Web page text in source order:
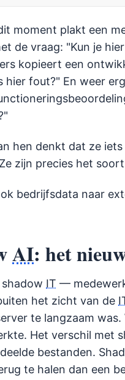
moment plakt een
de vraag: "Kun je
kopieert een
hier fout?" En weer
hen denkt dat ze
zijn precies het
bedrijfsdata naar
AI: het
IT —
het zicht van de
te langzaam
Het verschil met
deelde bestanden.
te halen dan een